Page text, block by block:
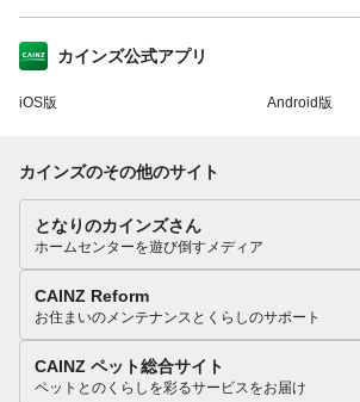
カインズ公式アプリ
iOS版 Android版
カインズのその他のサイト
となりのカインズさん
ホームセンターを遊び倒すメディア
CAINZ Reform
お住まいのメンテナンスとくらしのサポート
CAINZ ペット総合サイト
ペットとのくらしを彩るサービスをお届け